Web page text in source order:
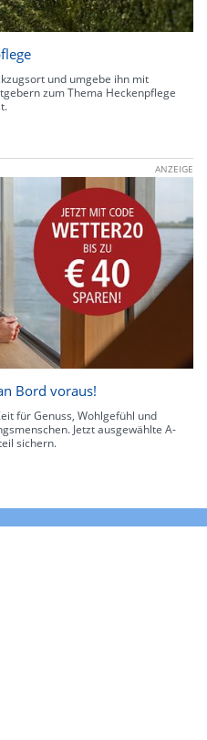
und umgebe ihn mit
zum Thema Heckenpflege
ANZEIGE
Bord voraus!
für Genuss, Wohlgefühl und
Jetzt ausgewählte A-
sichern.